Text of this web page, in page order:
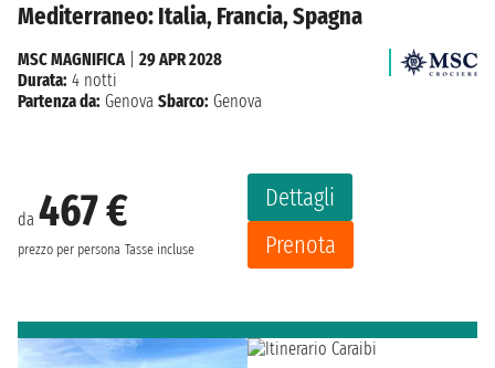
Mediterraneo: Italia, Francia, Spagna
da 467 €
prezzo per persona Tasse incluse
Dettagli
Prenota
MSC MAGNIFICA| 29 APR 2028
Durata: 4 notti
Partenza da: Genova Sbarco: Genova